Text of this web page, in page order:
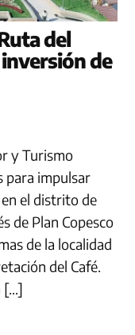
del
de
y Turismo
para impulsar
el distrito de
de Plan Copesco
de la localidad
del Café.
[…]